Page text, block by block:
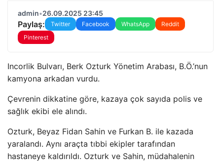
admin•26.09.2025 23:45
Paylaş: Twitter Facebook WhatsApp
Reddit
Pinterest
Incorlik Bulvarı, Berk Ozturk Yönetim Arabası, B.Ö.’nun
kamyona arkadan vurdu.
Çevrenin dikkatine göre, kazaya çok sayıda polis ve
sağlık ekibi ele alındı.
Ozturk, Beyaz Fidan Sahin ve Furkan B. ile kazada
yaralandı. Aynı araçta tıbbi ekipler tarafından
hastaneye kaldırıldı. Ozturk ve Sahin, müdahalenin